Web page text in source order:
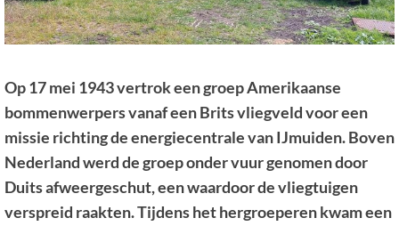
Op 17 mei 1943 vertrok een groep Amerikaanse
bommenwerpers vanaf een Brits vliegveld voor een
missie richting de energiecentrale van IJmuiden. Boven
Nederland werd de groep onder vuur genomen door
Duits afweergeschut, een waardoor de vliegtuigen
verspreid raakten. Tijdens het hergroeperen kwam een